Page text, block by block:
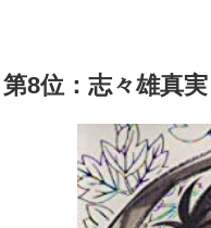
第8位：志々雄真